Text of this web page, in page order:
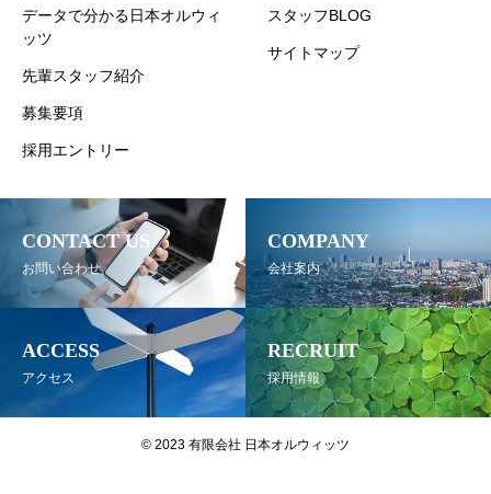
データで分かる日本オルウィ
ッツ
先輩スタッフ紹介
募集要項
採用エントリー
スタッフBLOG
サイトマップ
CONTACT US
お問い合わせ
COMPANY
会社案内
ACCESS
アクセス
RECRUIT
採用情報
© 2023 有限会社 日本オルウィッツ